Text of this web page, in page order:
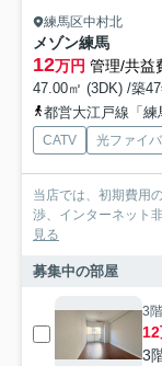
練馬区中村北
メゾン練馬
12万円 管理/共益
47.00㎡ (3DK) /築
都営大江戸線「
CATV 光ファイ
当店では、初期費用
渉、インターネット
見る
募集中の部屋
3階
12
3